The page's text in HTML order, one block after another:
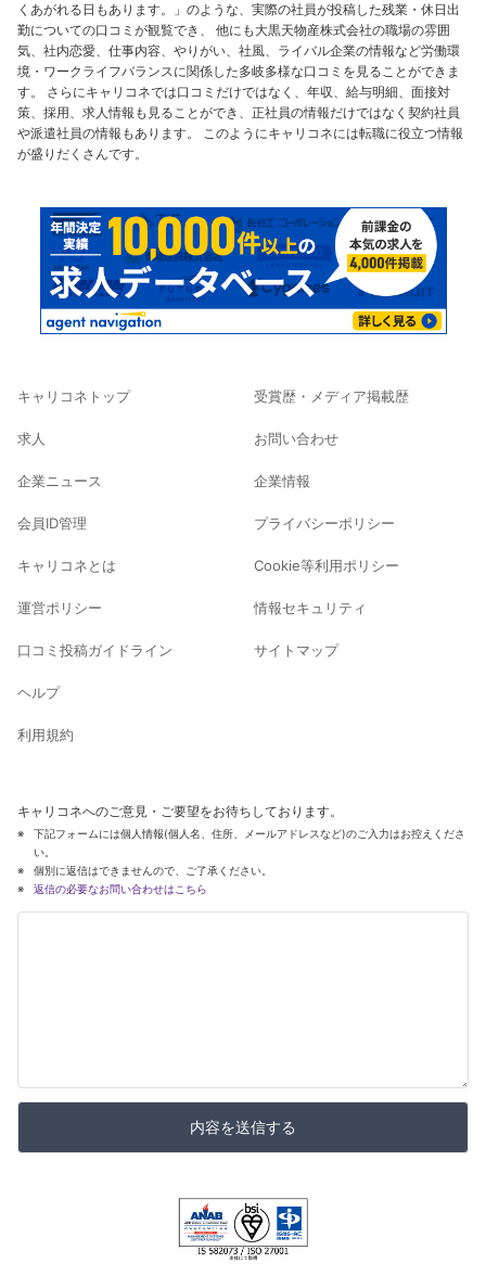
くあがれる日もあります。」のような、実際の社員が投稿した残業・休日出
勤についての口コミが観覧でき、 他にも大黒天物産株式会社の職場の雰囲
気、社内恋愛、仕事内容、やりがい、社風、ライバル企業の情報など労働環
境・ワークライフバランスに関係した多岐多様な口コミを見ることができま
す。 さらにキャリコネでは口コミだけではなく、年収、給与明細、面接対
策、採用、求人情報も見ることができ、正社員の情報だけではなく契約社員
や派遣社員の情報もあります。 このようにキャリコネには転職に役立つ情報
が盛りだくさんです。
キャリコネトップ
求人
企業ニュース
会員ID管理
キャリコネとは
運営ポリシー
口コミ投稿ガイドライン
ヘルプ
利用規約
受賞歴・メディア掲載歴
お問い合わせ
企業情報
プライバシーポリシー
Cookie等利用ポリシー
情報セキュリティ
サイトマップ
キャリコネへのご意見・ご要望をお待ちしております。
下記フォームには個人情報(個人名、住所、メールアドレスなど)のご入力はお控えくださ
い。
個別に返信はできませんので、ご了承ください。
返信の必要なお問い合わせはこちら
内容を送信する